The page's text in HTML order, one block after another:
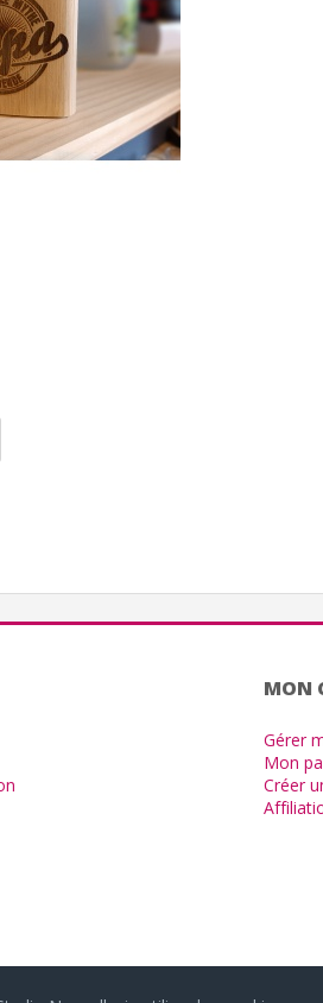
MON
Gérer
Mon
Créer